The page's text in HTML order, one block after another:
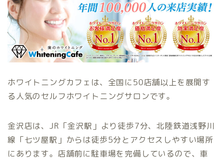
ホワイトニングカフェは、全国に50店舗以上を展開す
る人気のセルフホワイトニングサロンです。
金沢店は、JR「金沢駅」より徒歩7分、北陸鉄道浅野川
線「七ツ屋駅」からは徒歩5分とアクセスしやすい場所
にあります。店舗前に駐車場を完備しているので、車